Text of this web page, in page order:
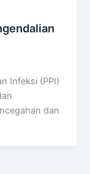
Infeksi (PPI)
dan